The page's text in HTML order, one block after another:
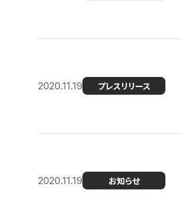
2020.11.19 プレスリリース
2020.11.19 お知らせ